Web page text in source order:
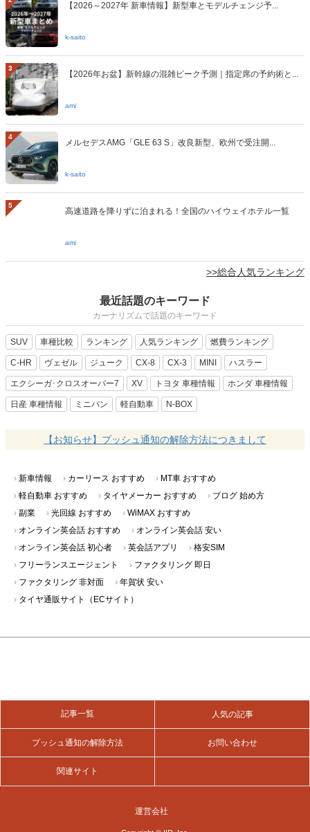
3
4
5
>>総合人気ランキング
カーナリズムで話題のキーワード
SUV 車種比較 ランキング 人気ランキング 燃費ランキング
C-HR ヴェゼル ジューク CX-8 CX-3 MINI ハスラー
エクシーガ･クロスオーバー7 XV トヨタ 車種情報 ホンダ 車種情報
日産 車種情報 ミニバン 軽自動車 N-BOX
軽自動車 おすすめ
タイヤメーカー おすすめ
ブログ 始め方
副業
光回線 おすすめ
WiMAX おすすめ
オンライン英会話 おすすめ
オンライン英会話 安い
オンライン英会話 初心者
英会話アプリ
格安SIM
フリーランスエージェント
ファクタリング 即日
ファクタリング 非対面
年賀状 安い
タイヤ通販サイト（ECサイト）
記事一覧 人気の記事
プッシュ通知の解除方法 お問い合わせ
関連サイト